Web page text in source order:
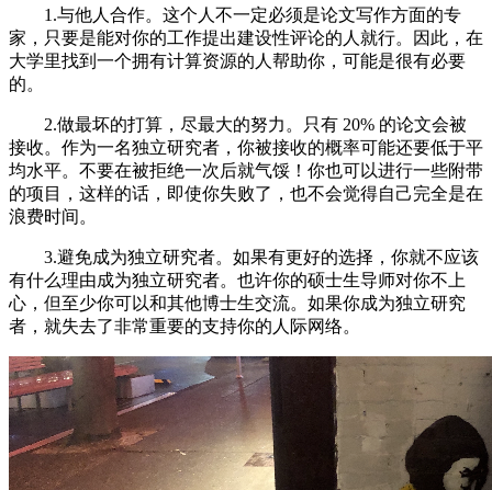
1.与他人合作。这个人不一定必须是论文写作方面的专
家，只要是能对你的工作提出建设性评论的人就行。因此，在
大学里找到一个拥有计算资源的人帮助你，可能是很有必要
的。
2.做最坏的打算，尽最大的努力。只有 20% 的论文会被
接收。作为一名独立研究者，你被接收的概率可能还要低于平
均水平。不要在被拒绝一次后就气馁！你也可以进行一些附带
的项目，这样的话，即使你失败了，也不会觉得自己完全是在
浪费时间。
3.避免成为独立研究者。如果有更好的选择，你就不应该
有什么理由成为独立研究者。也许你的硕士生导师对你不上
心，但至少你可以和其他博士生交流。如果你成为独立研究
者，就失去了非常重要的支持你的人际网络。